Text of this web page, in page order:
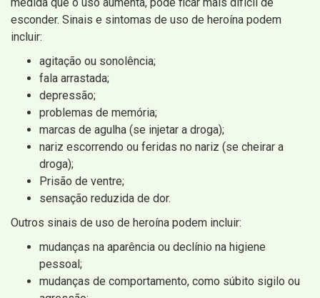
medida que o uso aumenta, pode ficar mais difícil de
esconder. Sinais e sintomas de uso de heroína podem
incluir:
agitação ou sonolência;
fala arrastada;
depressão;
problemas de memória;
marcas de agulha (se injetar a droga);
nariz escorrendo ou feridas no nariz (se cheirar a
droga);
Prisão de ventre;
sensação reduzida de dor.
Outros sinais de uso de heroína podem incluir:
mudanças na aparência ou declínio na higiene
pessoal;
mudanças de comportamento, como súbito sigilo ou